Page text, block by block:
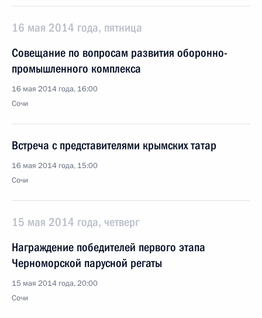
16 мая 2014 года, пятница
Совещание по вопросам развития оборонно-
промышленного комплекса
16 мая 2014 года, 16:00
Сочи
Встреча с представителями крымских татар
16 мая 2014 года, 15:00
Сочи
15 мая 2014 года, четверг
Награждение победителей первого этапа
Черноморской парусной регаты
15 мая 2014 года, 20:00
Сочи